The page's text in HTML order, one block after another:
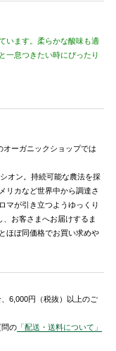
います。柔らかな酸味も適
一息つきたい時にぴったり
ーガニックショップでは
オン。持続可能な農法を採
リカなど世界中から調達さ
マが引き立つようゆっくり
お客さまへお届けするま
ほぼ同価格でお買い求めや
6,000円（税抜）以上のご
問の 「配送・送料について」